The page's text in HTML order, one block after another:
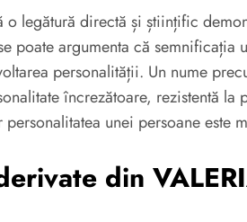
o legătură directă și științific
poate argumenta că
personalității. Un nume
încrezătoare, rezistentă
unei persoane este
din